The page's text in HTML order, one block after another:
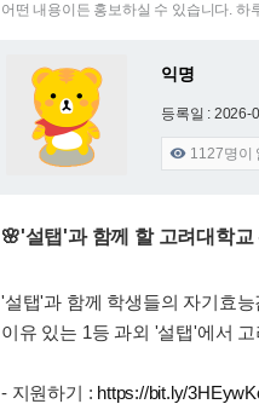
어떤 내용이든 홍보하실 수 있습니다. 하
익명
등록일 : 2026-
 1127명이
🌸'설탭'과 함께 할 고려대학
'설탭'과 함께 학생들의 자기효
이유 있는 1등 과외 '설탭'에서
- 지원하기 : https://bit.ly/